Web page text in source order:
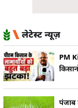
लेटेस्ट न्यूज़
PM
पंजाब